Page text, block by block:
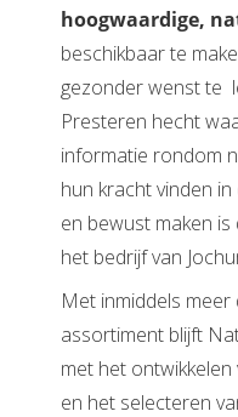
hoogwaardige,
beschikbaar te
gezonder wenst te
Presteren hecht
informatie rondom
hun kracht vinden in
en bewust maken
het bedrijf van
Met inmiddels
assortiment blijft
met het
en het selecteren